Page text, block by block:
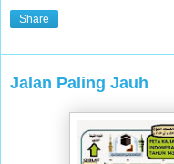
Share
Jalan Paling Jauh